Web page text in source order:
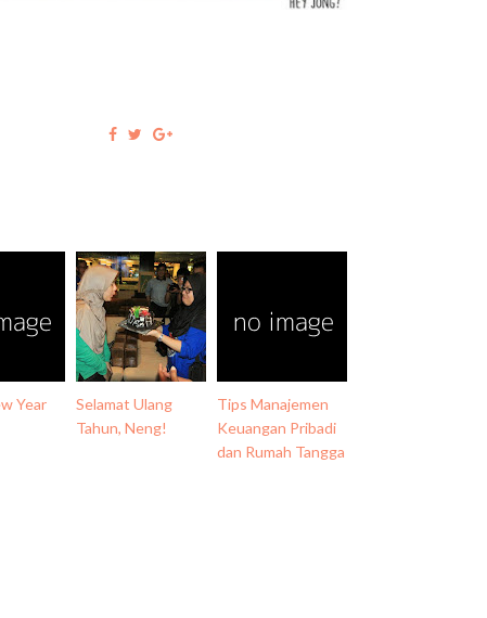
Year
Selamat Ulang
Tahun, Neng!
Tips Manajemen
Keuangan Pribadi
dan Rumah Tangga